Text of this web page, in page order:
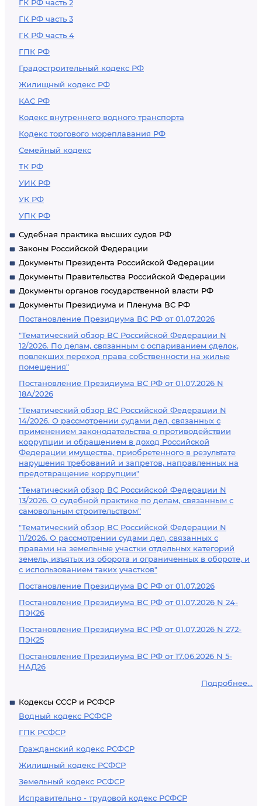
ГК РФ часть 2
ГК РФ часть 3
ГК РФ часть 4
ГПК РФ
Градостроительный кодекс РФ
Жилищный кодекс РФ
КАС РФ
Кодекс внутреннего водного транспорта
Кодекс торгового мореплавания РФ
Семейный кодекс
ТК РФ
УИК РФ
УК РФ
УПК РФ
Судебная практика высших судов РФ
Законы Российской Федерации
Документы Президента Российской Федерации
Документы Правительства Российской Федерации
Документы органов государственной власти РФ
Документы Президиума и Пленума ВС РФ
Постановление Президиума ВС РФ от 01.07.2026
"Тематический обзор ВС Российской Федерации N
12/2026. По делам, связанным с оспариванием сделок,
повлекших переход права собственности на жилые
помещения"
Постановление Президиума ВС РФ от 01.07.2026 N
18А/2026
"Тематический обзор ВС Российской Федерации N
14/2026. О рассмотрении судами дел, связанных с
применением законодательства о противодействии
коррупции и обращением в доход Российской
Федерации имущества, приобретенного в результате
нарушения требований и запретов, направленных на
предотвращение коррупции"
"Тематический обзор ВС Российской Федерации N
13/2026. О судебной практике по делам, связанным с
самовольным строительством"
"Тематический обзор ВС Российской Федерации N
11/2026. О рассмотрении судами дел, связанных с
правами на земельные участки отдельных категорий
земель, изъятых из оборота и ограниченных в обороте, и
с использованием таких участков"
Постановление Президиума ВС РФ от 01.07.2026
Постановление Президиума ВС РФ от 01.07.2026 N 24-
ПЭК26
Постановление Президиума ВС РФ от 01.07.2026 N 272-
ПЭК25
Постановление Президиума ВС РФ от 17.06.2026 N 5-
НАД26
Подробнее...
Кодексы СССР и РСФСР
Водный кодекс РСФСР
ГПК РСФСР
Гражданский кодекс РСФСР
Жилищный кодекс РСФСР
Земельный кодекс РСФСР
Исправительно - трудовой кодекс РСФСР